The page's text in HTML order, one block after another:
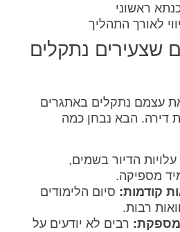
ראשוני
לאורך התהליך
שצעירים נתקלים
עצמם נתקלים באתגרים
דירה. הבא נבחן כמה
עלויות הדיור בשמים,
מספיקה.
קודמות: סיום הלימודים
רבות.
מספקת: רבים לא יודעים על